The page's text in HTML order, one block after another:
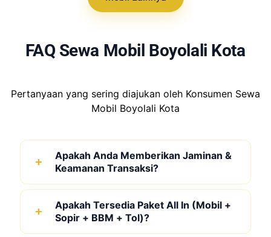
FAQ Sewa Mobil Boyolali Kota
Pertanyaan yang sering diajukan oleh Konsumen Sewa
Mobil Boyolali Kota
Apakah Anda Memberikan Jaminan &
Keamanan Transaksi?
Apakah Tersedia Paket All In (Mobil +
Sopir + BBM + Tol)?